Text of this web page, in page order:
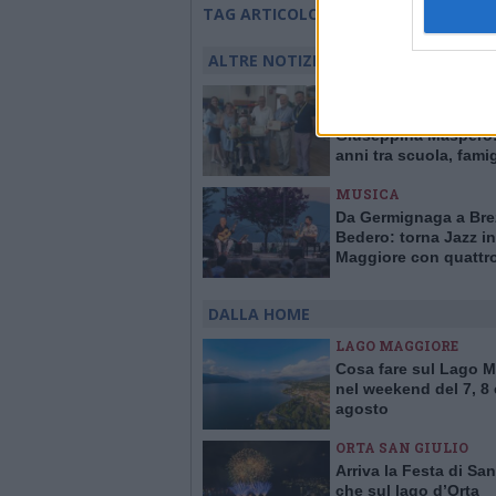
TAG ARTICOLO
ALTRE NOTIZIE DI LUINO
Giuseppina
anni tra scuola,
MUSICA
Da Germignaga a
Bedero: torna Jazz in
Maggiore con
DALLA HOME
LAGO MAGGIORE
Cosa fare sul Lago
nel weekend del 7, 8
agosto
ORTA SAN GIULIO
Arriva la Festa di
che sul lago d’Orta